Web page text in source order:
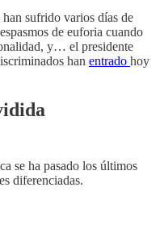
sufrido varios días de
de euforia cuando
y… el presidente
han entrado hoy
se ha pasado los últimos
diferenciadas.